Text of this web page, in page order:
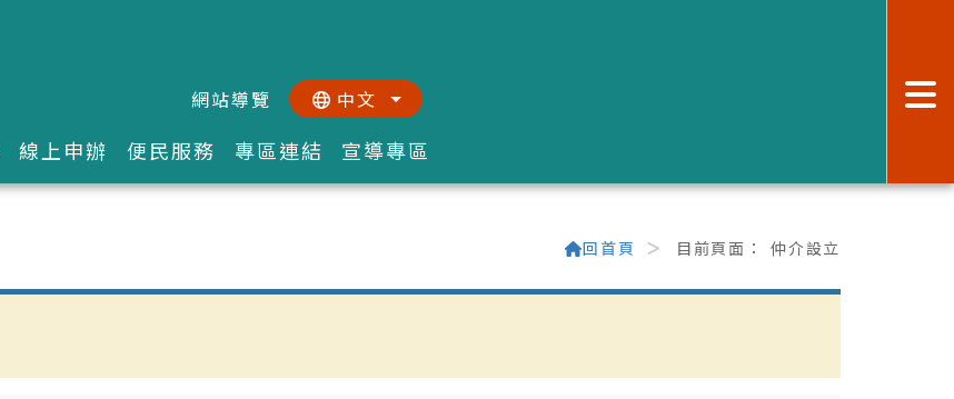
:::網站導覽 中文
線上申辦 便民服務 專區連結 宣導專區
回首頁 目前頁面： 仲介設立